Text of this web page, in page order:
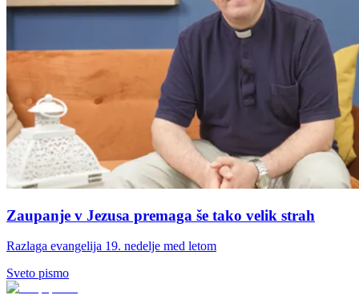
Zaupanje v Jezusa premaga še tako velik strah
Razlaga evangelija 19. nedelje med letom
Sveto pismo